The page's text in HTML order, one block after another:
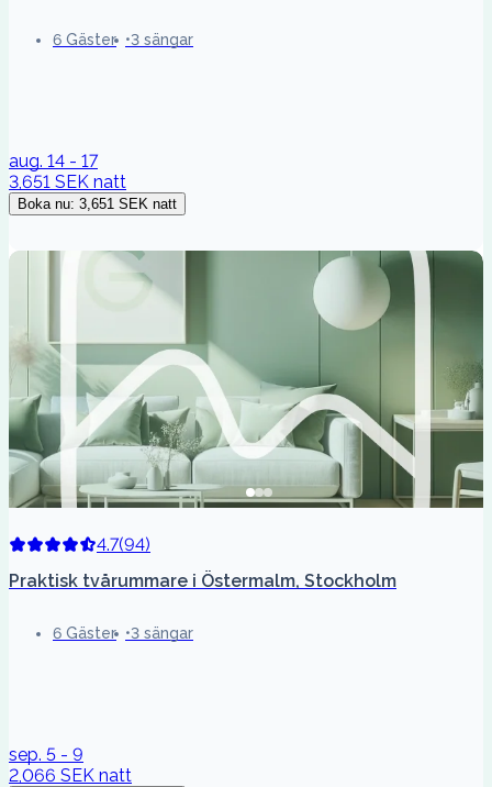
6 Gäster 3 sängar
aug. 14 - 17
3,651 SEK natt
Boka nu: 3,651 SEK natt
4.7(94)
Praktisk tvårummare i Östermalm, Stockholm
6 Gäster 3 sängar
sep. 5 - 9
2,066 SEK natt